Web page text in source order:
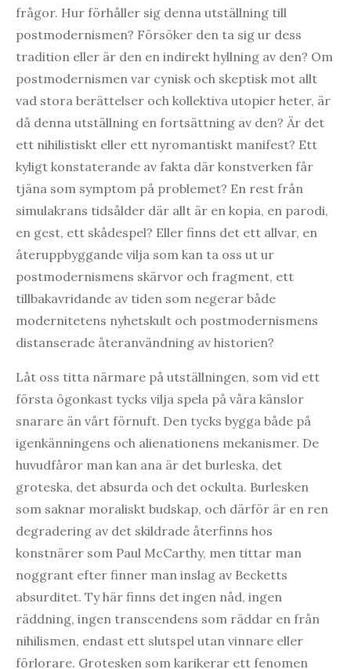
frågor. Hur förhåller sig denna utställning till
postmodernismen? Försöker den ta sig ur dess
tradition eller är den en indirekt hyllning av den? Om
postmodernismen var cynisk och skeptisk mot allt
vad stora berättelser och kollektiva utopier heter, är
då denna utställning en fortsättning av den? Är det
ett nihilistiskt eller ett nyromantiskt manifest? Ett
kyligt konstaterande av fakta där konstverken får
tjäna som symptom på problemet? En rest från
simulakrans tidsålder där allt är en kopia, en parodi,
en gest, ett skådespel? Eller finns det ett allvar, en
återuppbyggande vilja som kan ta oss ut ur
postmodernismens skärvor och fragment, ett
tillbakavridande av tiden som negerar både
modernitetens nyhetskult och postmodernismens
distanserade återanvändning av historien?
Låt oss titta närmare på utställningen, som vid ett
första ögonkast tycks vilja spela på våra känslor
snarare än vårt förnuft. Den tycks bygga både på
igenkänningens och alienationens mekanismer. De
huvudfåror man kan ana är det burleska, det
groteska, det absurda och det ockulta. Burlesken
som saknar moraliskt budskap, och därför är en ren
degradering av det skildrade återfinns hos
konstnärer som Paul McCarthy, men tittar man
noggrant efter finner man inslag av Becketts
absurditet. Ty här finns det ingen nåd, ingen
räddning, ingen transcendens som räddar en från
nihilismen, endast ett slutspel utan vinnare eller
förlorare. Grotesken som karikerar ett fenomen